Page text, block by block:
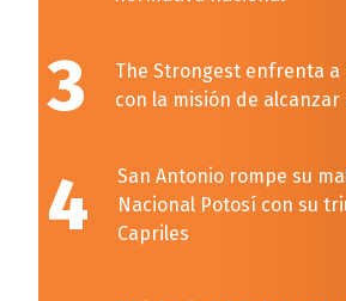
3
The Strongest enfrenta
con la misión de alcanzar
4
San Antonio rompe su
Nacional Potosí con su
Capriles